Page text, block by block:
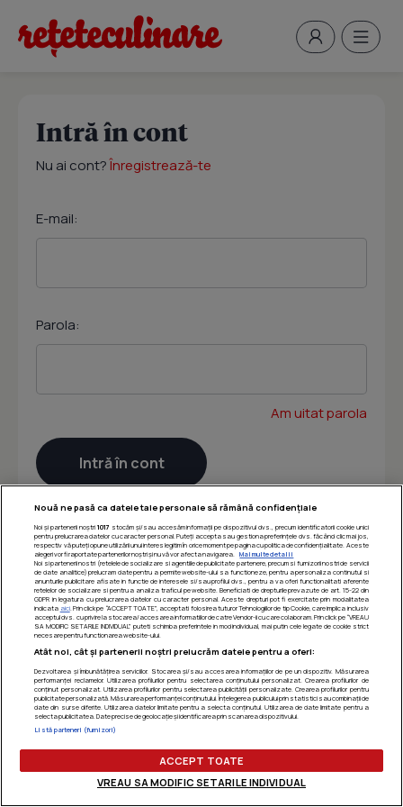
Intră în cont
Nu ai cont?Înregistrează-te
E-mail:
Parola:
Am uitat parola
Nouă ne pasă ca datele tale personale să rămână confidențiale
Noi și partenerii noștri 1017 stocăm și/sau accesăm informații pe dispozitivul dvs., precum identificatorii cookie unici
pentru prelucrarea datelor cu caracter personal. Puteți accepta sau gestiona preferințele dvs. făcând clic mai jos,
respectiv vă puteți opune utilizării unui interes legitim în orice moment pe pagina cu politica de confidențialitate. Aceste
alegeri vor fi raportate partenerilor noștri și nu vă vor afecta navigarea.
Mai multe detalii
Noi si partenerii nostri (retelele de socializare si agentiile de publicitate partenere, precum si furnizorii nostri de servicii
de date analitice) prelucram date pentru a permite website-ului sa functioneze, pentru a personaliza continutul si
anunturile publicitare afisate in functie de interesele si/sau profilul dvs., pentru a va oferi functionalitati aferente
retelelor de socializare si pentru a analiza traficul pe website. Beneficiati de drepturile prevazute de art. 15-22 din
GDPR in legatura cu prelucrarea datelor cu caracter personal. Aceste drepturi pot fi exercitate prin modalitatea
indicata aici. Prin click pe “ACCEPT TOATE”, acceptati folosirea tuturor Tehnologiilor de tip Cookie, care implica inclusiv
acceptul dvs. cu privire la stocarea/accesarea informatiilor de catre Vendor-ii cu care colaboram. Prin click pe “VREAU
SA MODIFIC SETARILE INDIVIDUAL” puteti schimba preferintele in mod individual, mai putin cele legate de cookie strict
necesare pentru functionarea website-ului.
Atât noi, cât și partenerii noștri prelucrăm datele pentru a oferi:
Dezvoltarea și îmbunătățirea serviciilor. Stocarea și/sau accesarea informațiilor de pe un dispozitiv. Măsurarea
performanței reclamelor. Utilizarea profilurilor pentru selectarea conținutului personalizat. Crearea profilurilor de
conținut personalizat. Utilizarea profilurilor pentru selectarea publicității personalizate. Crearea profilurilor pentru
publicitate personalizată. Măsurarea performanței conținutului. Înțelegerea publicului prin statistici sau combinații de
date din surse diferite. Utilizarea datelor limitate pentru a selecta conținutul. Utilizarea de date limitate pentru a
selecta publicitatea. Date precise de geolocație și identificarea prin scanarea dispozitivului.
Listă parteneri (furnizori)
ACCEPT TOATE
VREAU SA MODIFIC SETARILE INDIVIDUAL